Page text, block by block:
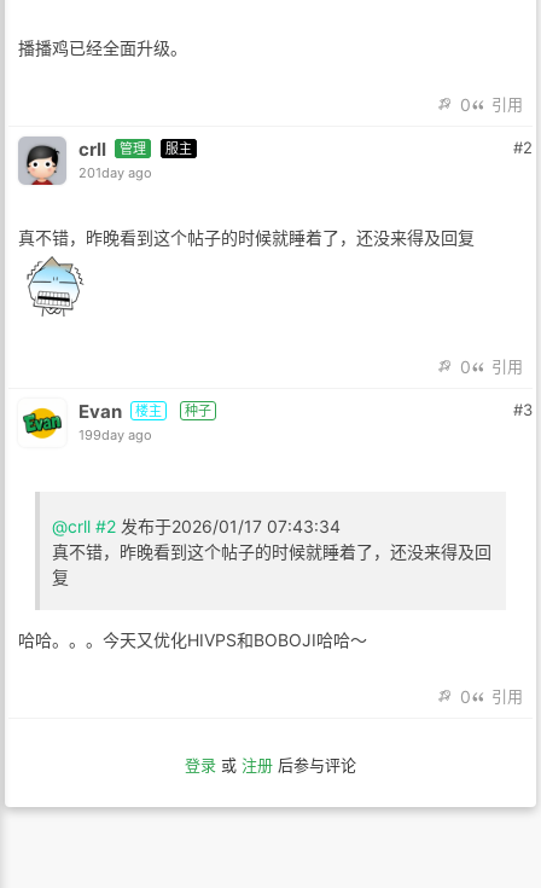
播播鸡已经全面升级。
0 引用
crll 管理
服主
201day ago
#2
真不错，昨晚看到这个帖子的时候就睡着了，还没来得及回复
0 引用
Evan 楼主
种子
199day ago
#3
@crll #2 发布于2026/01/17 07:43:34
真不错，昨晚看到这个帖子的时候就睡着了，还没来得及回
复
哈哈。。。今天又优化HIVPS和BOBOJI哈哈～
0 引用
登录 或 注册 后参与评论